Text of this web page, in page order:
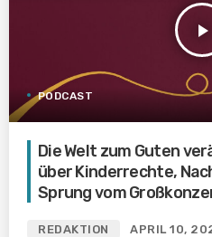
play_arrow
PODCAST
Die Welt zum Guten
über Kinderrechte,
Sprung vom
REDAKTION APRIL 10,